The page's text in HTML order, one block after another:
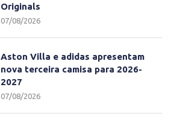
Originals
07/08/2026
Aston Villa e adidas apresentam
nova terceira camisa para 2026-
2027
07/08/2026